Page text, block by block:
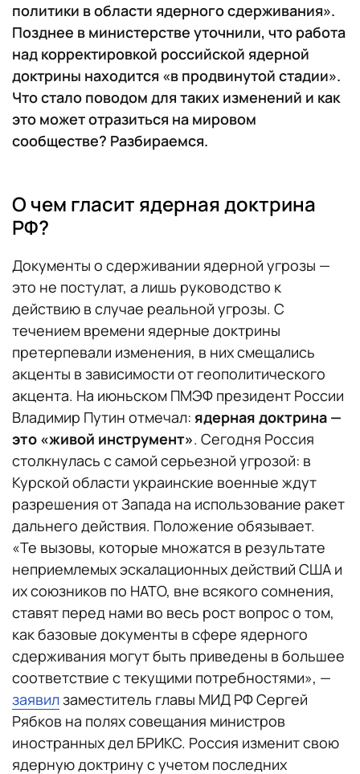
политики в области ядерного сдерживания».
Позднее в министерстве уточнили, что работа
над корректировкой российской ядерной
доктрины находится «в продвинутой стадии».
Что стало поводом для таких изменений и как
это может отразиться на мировом
сообществе? Разбираемся.
О чем гласит ядерная доктрина
РФ?
Документы о сдерживании ядерной угрозы —
это не постулат, а лишь руководство к
действию в случае реальной угрозы. С
течением времени ядерные доктрины
претерпевали изменения, в них смещались
акценты в зависимости от геополитического
акцента. На июньском ПМЭФ президент России
Владимир Путин отмечал: ядерная доктрина —
это «живой инструмент». Сегодня Россия
столкнулась с самой серьезной угрозой: в
Курской области украинские военные ждут
разрешения от Запада на использование ракет
дальнего действия. Положение обязывает.
«Те вызовы, которые множатся в результате
неприемлемых эскалационных действий США и
их союзников по НАТО, вне всякого сомнения,
ставят перед нами во весь рост вопрос о том,
как базовые документы в сфере ядерного
сдерживания могут быть приведены в большее
соответствие с текущими потребностями», —
заявилзаместитель главы МИД РФ Сергей
Рябков на полях совещания министров
иностранных дел БРИКС. Россия изменит свою
ядерную доктрину с учетом последних